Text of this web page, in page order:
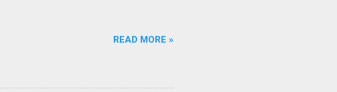
READ MORE »